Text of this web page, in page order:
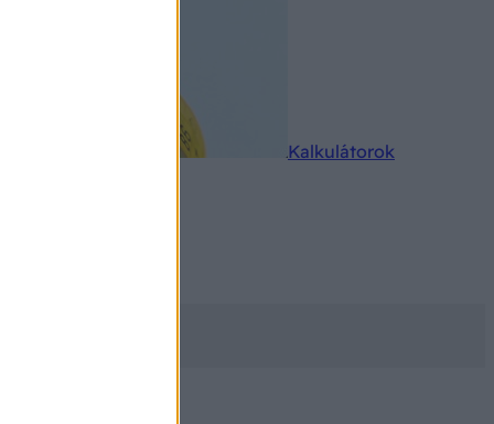
Kalkulátorok